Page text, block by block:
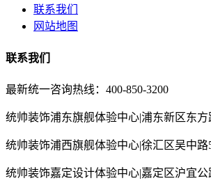
联系我们
网站地图
联系我们
最新统一咨询热线：400-850-3200
统帅装饰浦东旗舰体验中心|浦东新区东方
统帅装饰浦西旗舰体验中心|徐汇区吴中路
统帅装饰嘉定设计体验中心|嘉定区沪宜公